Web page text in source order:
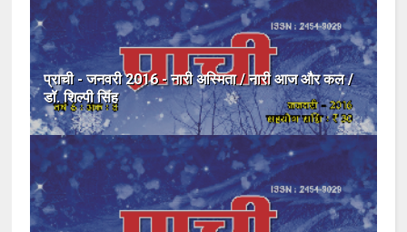
प्राची - जनवरी 2016 - नारी अस्मिता / नारी आज और कल /
डॉ. शिल्पी सिंह